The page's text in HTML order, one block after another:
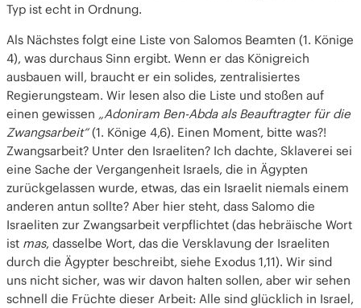
Typ ist echt in Ordnung.
Als Nächstes folgt eine Liste von Salomos Beamten (1. Könige
4), was durchaus Sinn ergibt. Wenn er das Königreich
ausbauen will, braucht er ein solides, zentralisiertes
Regierungsteam. Wir lesen also die Liste und stoßen auf
einen gewissen „Adoniram Ben-Abda als Beauftragter für die
Zwangsarbeit“(1. Könige 4,6). Einen Moment, bitte was?!
Zwangsarbeit? Unter den Israeliten? Ich dachte, Sklaverei sei
eine Sache der Vergangenheit Israels, die in Ägypten
zurückgelassen wurde, etwas, das ein Israelit niemals einem
anderen antun sollte? Aber hier steht, dass Salomo die
Israeliten zur Zwangsarbeit verpflichtet (das hebräische Wort
ist mas, dasselbe Wort, das die Versklavung der Israeliten
durch die Ägypter beschreibt, siehe Exodus 1,11). Wir sind
uns nicht sicher, was wir davon halten sollen, aber wir sehen
schnell die Früchte dieser Arbeit: Alle sind glücklich in Israel,